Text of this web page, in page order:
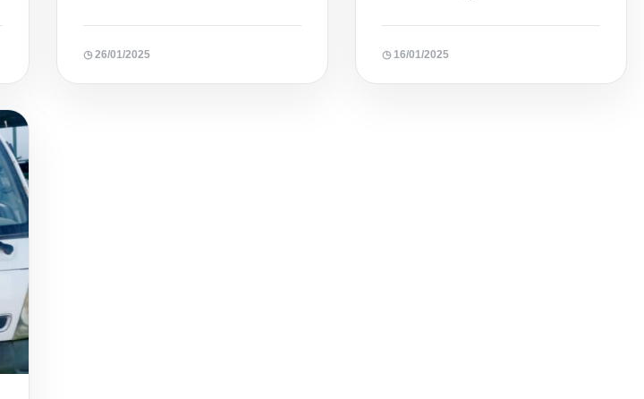
◷ 26/01/2025 ◷ 16/01/2025